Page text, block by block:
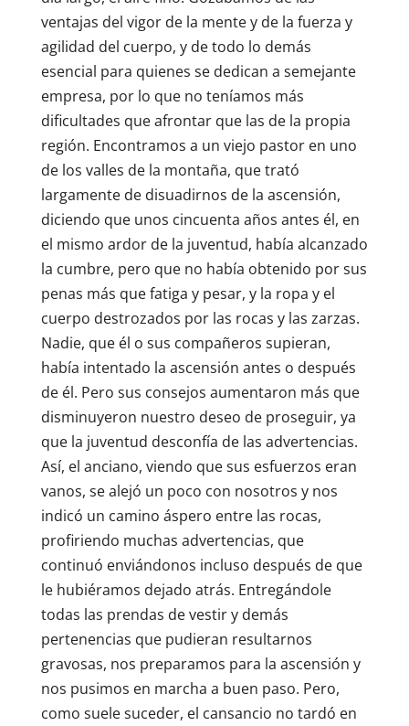
ventajas del vigor de la mente y de la fuerza y
agilidad del cuerpo, y de todo lo demás
esencial para quienes se dedican a semejante
empresa, por lo que no teníamos más
dificultades que afrontar que las de la propia
región. Encontramos a un viejo pastor en uno
de los valles de la montaña, que trató
largamente de disuadirnos de la ascensión,
diciendo que unos cincuenta años antes él, en
el mismo ardor de la juventud, había alcanzado
la cumbre, pero que no había obtenido por sus
penas más que fatiga y pesar, y la ropa y el
cuerpo destrozados por las rocas y las zarzas.
Nadie, que él o sus compañeros supieran,
había intentado la ascensión antes o después
de él. Pero sus consejos aumentaron más que
disminuyeron nuestro deseo de proseguir, ya
que la juventud desconfía de las advertencias.
Así, el anciano, viendo que sus esfuerzos eran
vanos, se alejó un poco con nosotros y nos
indicó un camino áspero entre las rocas,
profiriendo muchas advertencias, que
continuó enviándonos incluso después de que
le hubiéramos dejado atrás. Entregándole
todas las prendas de vestir y demás
pertenencias que pudieran resultarnos
gravosas, nos preparamos para la ascensión y
nos pusimos en marcha a buen paso. Pero,
como suele suceder, el cansancio no tardó en